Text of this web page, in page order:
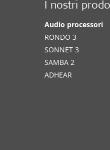
I nostri
Audio processori
RONDO 3
SONNET 3
SAMBA 2
ADHEAR